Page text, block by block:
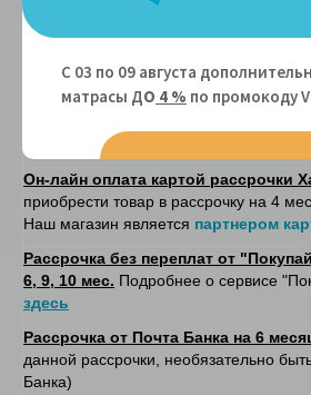
электронном виде после уточнения с
заказа.
Он-лайн оплата- при покупке на
указанную вами электронную почту, в
Он-лайн оплата картой рассрочки
приобрести товар в рассрочку на 4
Наш магазин является партнером
Рассрочка без переплат от
6, 9, 10 мес. Подробнее о сервисе
здесь
Рассрочка от Почта Банка на 6
данной рассрочки, необязательно
Банка)
С 03 по 09 августа
матрасы ДО 4 % по промокоду